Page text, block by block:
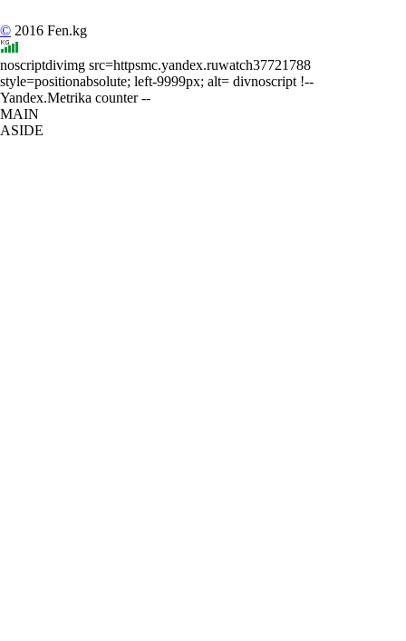
© 2016 Fen.kg
noscriptdivimg src=httpsmc.yandex.ruwatch37721788
style=positionabsolute; left-9999px; alt= divnoscript !--
Yandex.Metrika counter --
MAIN
ASIDE